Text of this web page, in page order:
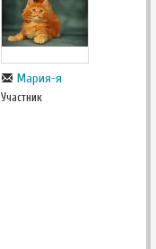
Мария-я
Участник